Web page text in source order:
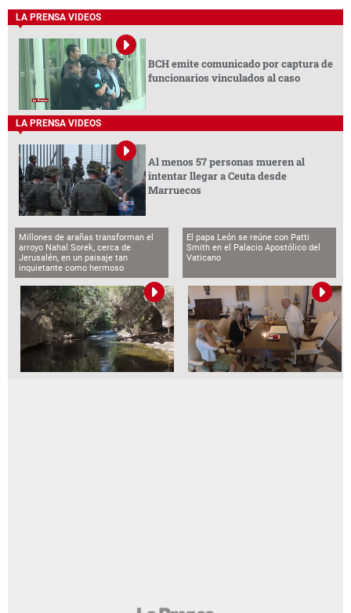
LA PRENSA VIDEOS
BCH emite comunicado por captura de
funcionarios vinculados al caso
LA PRENSA VIDEOS
Al menos 57 personas mueren al
intentar llegar a Ceuta desde
Marruecos
Millones de arañas transforman el
arroyo Nahal Sorek, cerca de
Jerusalén, en un paisaje tan
inquietante como hermoso
El papa León se reúne con Patti
Smith en el Palacio Apostólico del
Vaticano